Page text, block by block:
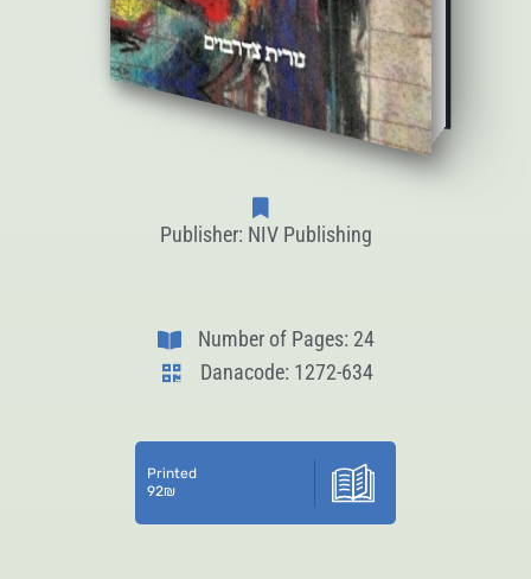
Publisher: NIV Publishing
Number of Pages: 24
Danacode: 1272-634
Printed
92₪